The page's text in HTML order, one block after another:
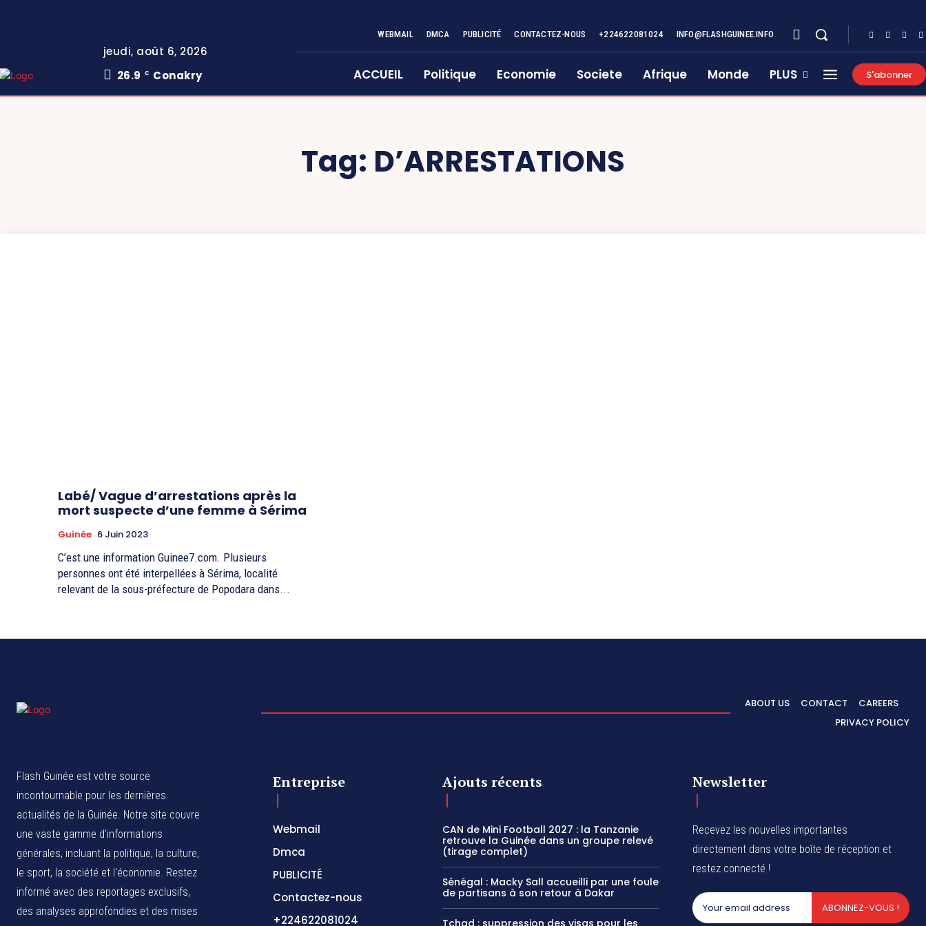
jeudi, août 6, 2026
26.9
C Conakry
WEBMAIL DMCA PUBLICITÉ CONTACTEZ-NOUS +224622081024 INFO@FLASHGUINEE.INFO
ACCUEIL Politique Economie Societe Afrique Monde PLUS S'abonner
Tag: D’ARRESTATIONS
Labé/ Vague d’arrestations après la
mort suspecte d’une femme à Sérima
Guinée 6 Juin 2023
C’est une information Guinee7.com. Plusieurs
personnes ont été interpellées à Sérima, localité
relevant de la sous-préfecture de Popodara dans...
ABOUT US CONTACT
CAREERS
PRIVACY POLICY
Flash Guinée est votre source
incontournable pour les dernières
actualités de la Guinée. Notre site couvre
une vaste gamme d'informations
générales, incluant la politique, la culture,
le sport, la société et l'économie. Restez
informé avec des reportages exclusifs,
des analyses approfondies et des mises
Entreprise
Webmail
Dmca
PUBLICITÉ
Contactez-nous
+224622081024
Ajouts récents
CAN de Mini Football 2027 : la Tanzanie
retrouve la Guinée dans un groupe relevé
(tirage complet)
Sénégal : Macky Sall accueilli par une foule
de partisans à son retour à Dakar
Newsletter
Recevez les nouvelles importantes
directement dans votre boîte de réception et
restez connecté !
ABONNEZ-VOUS !